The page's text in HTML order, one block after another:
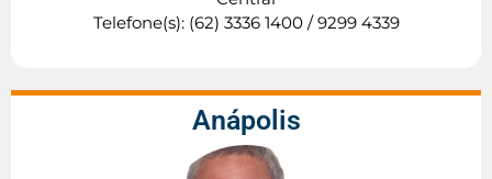
Telefone(s): (62) 3336 1400 / 9299 4339
Anápolis